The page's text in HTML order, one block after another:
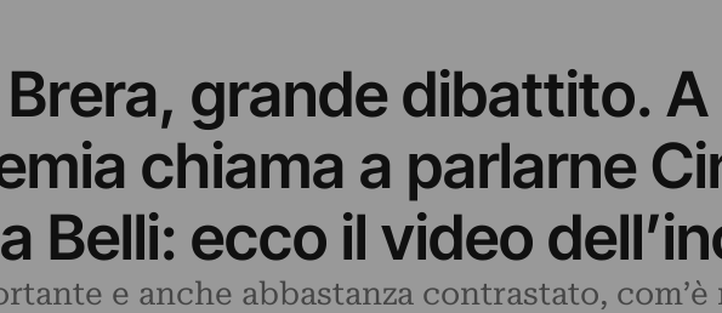
grande dibattito.
chiama a parlarne
Belli: ecco il video
e anche abbastanza contrastato,